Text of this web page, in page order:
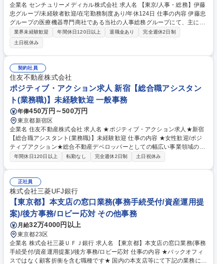
企業名 センチュリーメディカル株式会社 求人名 【東京/人事・総務】伊藤
忠グループ/未経験者歓迎/在宅勤務制度あり/年休124日 仕事の内容 伊藤忠
グループの医療機器専門商社である当社の人事総務グループにて、主に以
下の業務をご担当いただきます。 ■採用業務全般（新卒・中途・派遣）■
人材育成・研修の企画・運営 ■評価・表彰制度の運用 ■人事制度の運用・
改善 ■社内コミュニケーション施策の企画・推進 ■業務の効率化・DX推進
※将来的には、人事総務グループ全体の以下の業務にも携わっていただき
ます。 ■労務業務全般（給与計算、社会保険手続き、福利厚生、勤怠管理
等） ■総務業務全般（社有車管理、社宅管理、施設管理 等） 募集職種
【東京/人事・総務】伊藤忠グループ/未経験者歓迎/在宅勤務制度あり/年休
124日
業界未経験歓迎 年間休日120日以上 退職金あり
完全週休2日制
土日祝休み
契約社員
住友不動産株式会社
ポジティブ・アクション求人 新宿【総合職アシスタン
ト(業務職)】未経験歓迎 一般事務
年俸450万円～500万円
東京都新宿区
企業名 住友不動産株式会社 求人名 ★ポジティブ・アクション求人★新宿
【総合職アシスタント(業務職)】未経験歓迎 仕事の内容 ★女性歓迎/ポジ
ティブアクション★総合不動産デベロッパーとしての幅広い事業領域の更
なる発展に向け、総合職や事務職と連携を取りながら、事業推進を行って
会社との調整など ■分譲用地開発：市場調査/用地調査資料作成/折衝同行/
地権者様対応 等 ～地図に残る建物づくりを通して、街の開発にも大きく
貢献する仕事となりますので、スケールの大きな仕事に携われるのが魅力
です。 募集職種 ★ポジティブ・アクション求人★新宿【総合職アシスタ
ント(業務職)】未経験歓迎
年間休日120日以上 転勤なし 完全週休2日制 土日祝休み
正社員
株式会社三菱UFJ銀行
【東京都】本支店の窓口業務(事務手続受付/資産運用提
案)/後方事務/ロビー応対 その他事務
月給32万4000円以上
東京都23区
企業名 株式会社三菱ＵＦＪ銀行 求人名 【東京都】本支店の窓口業務(事務
手続受付/資産運用提案)/後方事務/ロビー応対 仕事の内容 ★バックオフィ
スではなく顧客折衝を含む職種です★ 国内の本支店等にて下記の業務に従